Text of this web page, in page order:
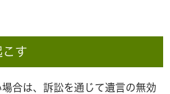
す
合は、訴訟を通じて遺言の無効